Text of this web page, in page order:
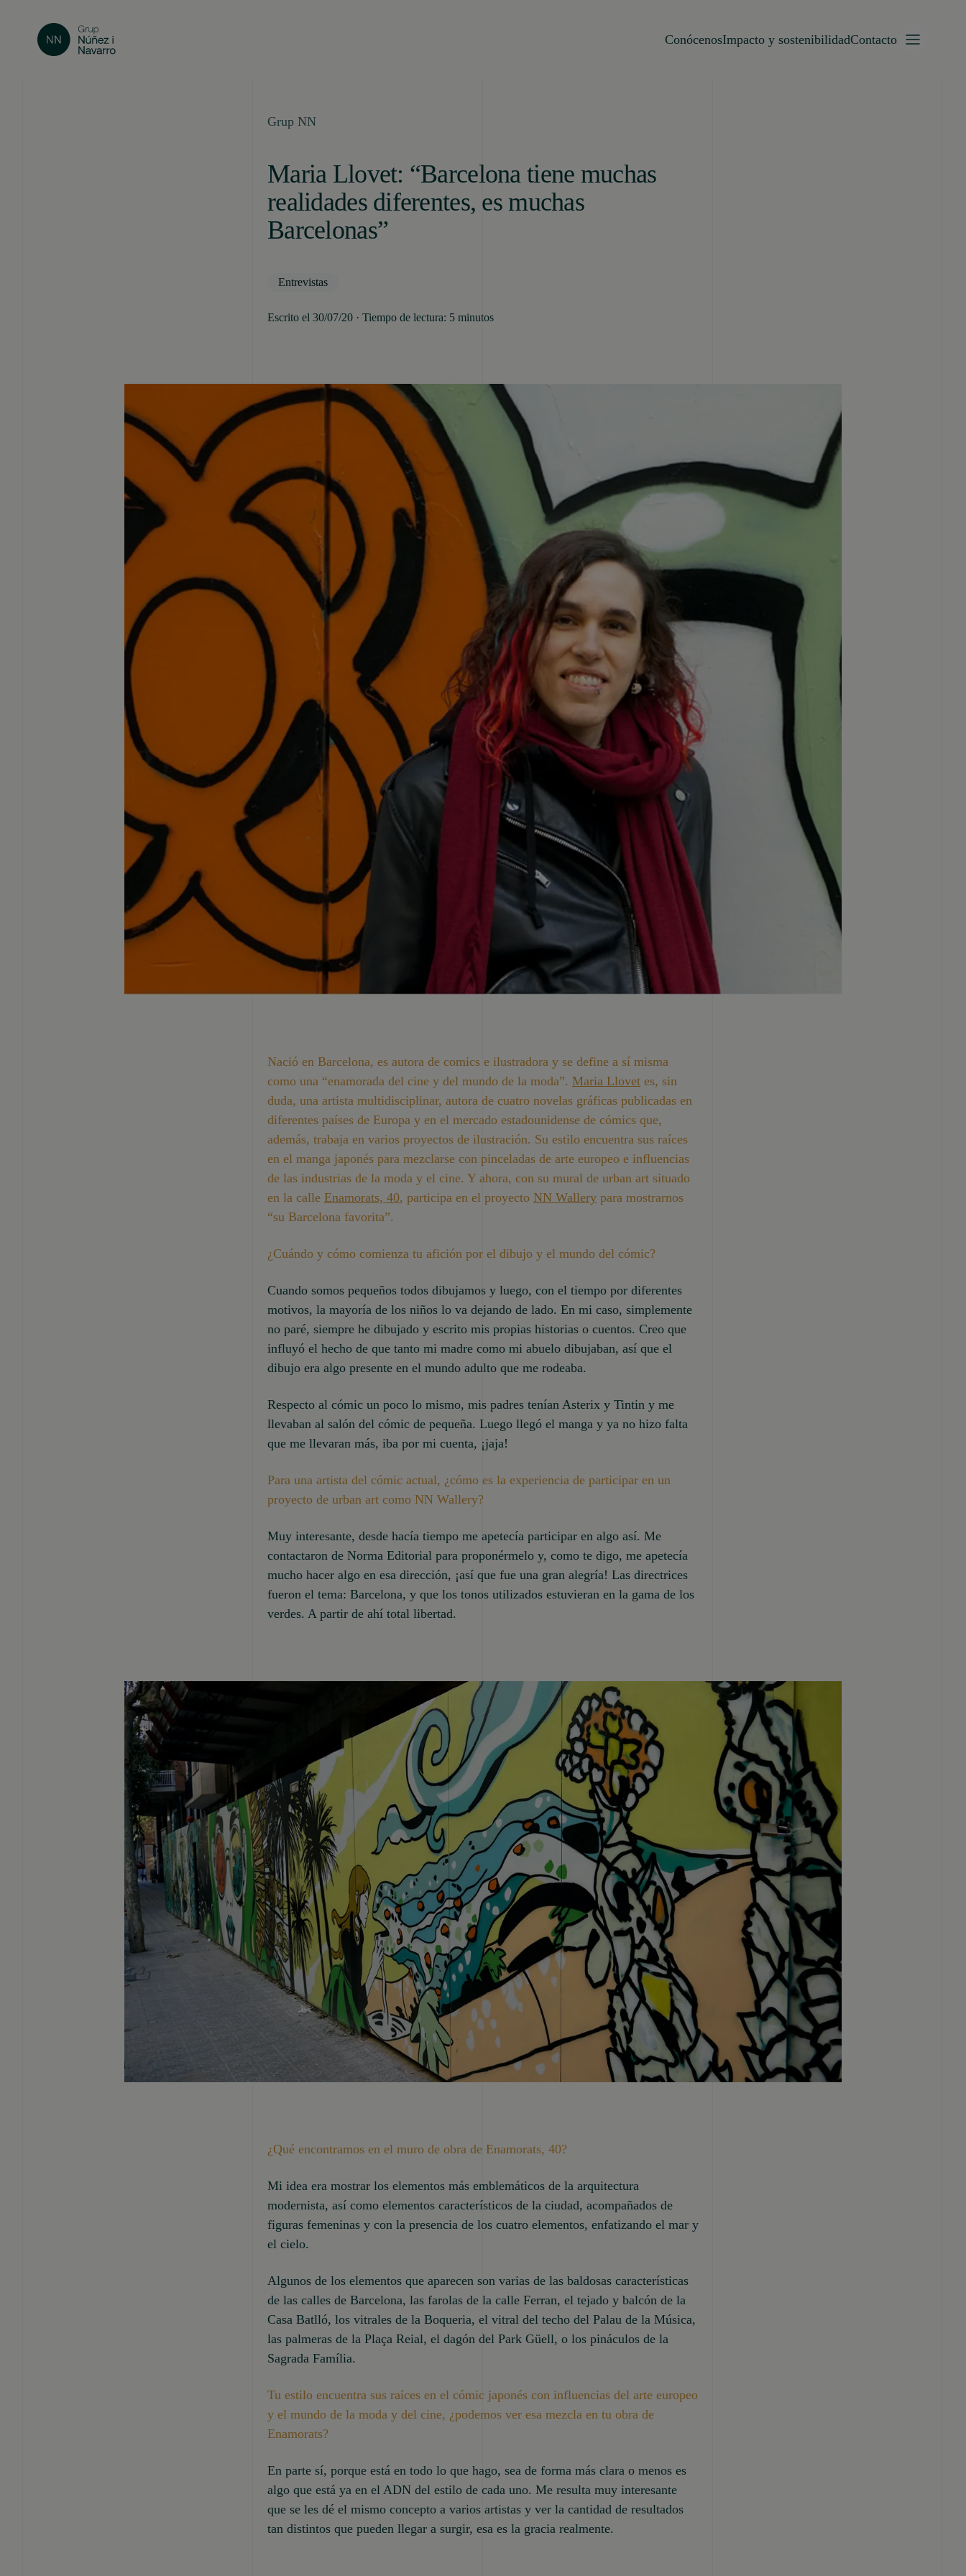
ConócenosImpacto y sostenibilidadContacto
Grup NN
Maria Llovet: “Barcelona tiene muchas
realidades diferentes, es muchas
Barcelonas”
Entrevistas
Escrito el 30/07/20 · Tiempo de lectura: 5 minutos
Nació en Barcelona, es autora de comics e ilustradora y se define a sí misma
como una “enamorada del cine y del mundo de la moda”. Maria Llovet es, sin
duda, una artista multidisciplinar, autora de cuatro novelas gráficas publicadas en
diferentes países de Europa y en el mercado estadounidense de cómics que,
además, trabaja en varios proyectos de ilustración. Su estilo encuentra sus raíces
en el manga japonés para mezclarse con pinceladas de arte europeo e influencias
de las industrias de la moda y el cine. Y ahora, con su mural de urban art situado
en la calle Enamorats, 40, participa en el proyecto NN Wallery para mostrarnos
“su Barcelona favorita”.
¿Cuándo y cómo comienza tu afición por el dibujo y el mundo del cómic?
Cuando somos pequeños todos dibujamos y luego, con el tiempo por diferentes
motivos, la mayoría de los niños lo va dejando de lado. En mi caso, simplemente
no paré, siempre he dibujado y escrito mis propias historias o cuentos. Creo que
influyó el hecho de que tanto mi madre como mi abuelo dibujaban, así que el
dibujo era algo presente en el mundo adulto que me rodeaba.
Respecto al cómic un poco lo mismo, mis padres tenían Asterix y Tintin y me
llevaban al salón del cómic de pequeña. Luego llegó el manga y ya no hizo falta
que me llevaran más, iba por mi cuenta, ¡jaja!
Para una artista del cómic actual, ¿cómo es la experiencia de participar en un
proyecto de urban art como NN Wallery?
Muy interesante, desde hacía tiempo me apetecía participar en algo así. Me
contactaron de Norma Editorial para proponérmelo y, como te digo, me apetecía
mucho hacer algo en esa dirección, ¡así que fue una gran alegría! Las directrices
fueron el tema: Barcelona, y que los tonos utilizados estuvieran en la gama de los
verdes. A partir de ahí total libertad.
¿Qué encontramos en el muro de obra de Enamorats, 40?
Mi idea era mostrar los elementos más emblemáticos de la arquitectura
modernista, así como elementos característicos de la ciudad, acompañados de
figuras femeninas y con la presencia de los cuatro elementos, enfatizando el mar y
el cielo.
Algunos de los elementos que aparecen son varias de las baldosas características
de las calles de Barcelona, las farolas de la calle Ferran, el tejado y balcón de la
Casa Batlló, los vitrales de la Boqueria, el vitral del techo del Palau de la Música,
las palmeras de la Plaça Reial, el dagón del Park Güell, o los pináculos de la
Sagrada Família.
Tu estilo encuentra sus raíces en el cómic japonés con influencias del arte europeo
y el mundo de la moda y del cine, ¿podemos ver esa mezcla en tu obra de
Enamorats?
En parte sí, porque está en todo lo que hago, sea de forma más clara o menos es
algo que está ya en el ADN del estilo de cada uno. Me resulta muy interesante
que se les dé el mismo concepto a varios artistas y ver la cantidad de resultados
tan distintos que pueden llegar a surgir, esa es la gracia realmente.